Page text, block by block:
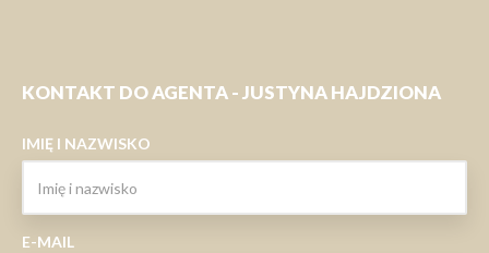
KONTAKT DO AGENTA - JUSTYNA HAJDZIONA
IMIĘ I NAZWISKO
E-MAIL